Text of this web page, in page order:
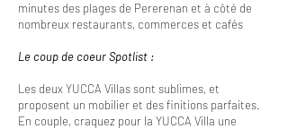
minutes des plages de Pererenan et à côté de
nombreux restaurants, commerces et cafés
Le coup de coeur Spotlist :
Les deux YUCCA Villas sont sublimes, et
proposent un mobilier et des finitions parfaites.
En couple, craquez pour la YUCCA Villa une